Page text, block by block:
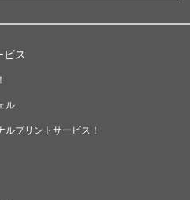
ビス
ル
プリントサービス！